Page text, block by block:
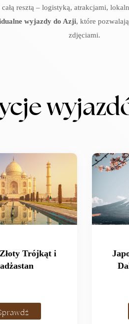
resztą – logistyką, atrakcjami,
wyjazdy do Azji, które
zdjęciami.
Trójkąt i